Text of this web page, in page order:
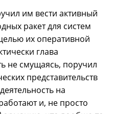
им вести активный
ракет для систем
их оперативной
глава
не смущаясь, поручил
представительств
на
и, не просто